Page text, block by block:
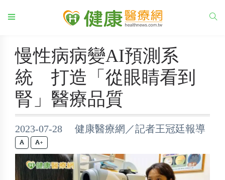
慢性病病變AI預測系
統 打造「從眼睛看到
腎」醫療品質
2023-07-28 健康醫療網／記者王冠廷報導
+